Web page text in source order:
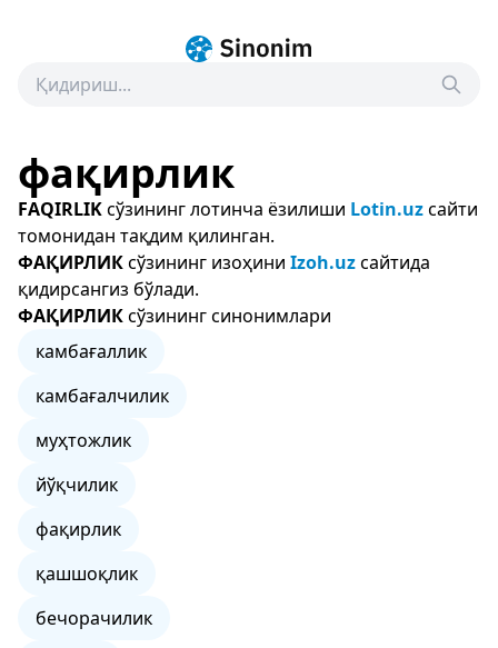
фақирлик
FAQIRLIKсўзининг лотинча ёзилиши Lotin.uzсайти
томонидан тақдим қилинган.
ФАҚИРЛИКсўзининг изоҳини Izoh.uzсайтида
қидирсангиз бўлади.
ФАҚИРЛИКсўзининг синонимлари
камбағаллик
камбағалчилик
муҳтожлик
йўқчилик
фақирлик
қашшоқлик
бечорачилик